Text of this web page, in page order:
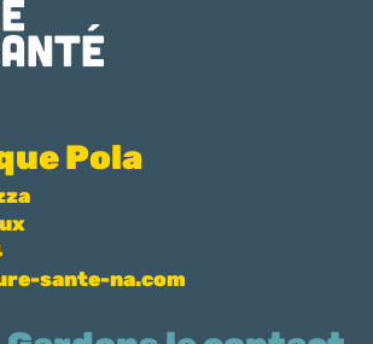
Pola
sante-na.com